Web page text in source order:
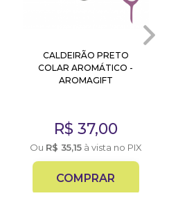
CALDEIRÃO PRETO
COLAR AROMÁTICO -
AROMAGIFT
R$ 37,00
Ou R$ 35,15à vista no PIX
COMPRAR